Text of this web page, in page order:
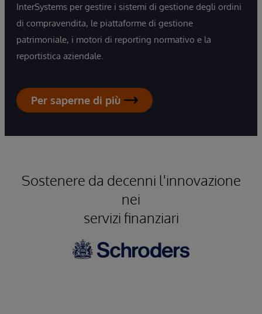
InterSystems per gestire i sistemi di gestione degli ordini
di compravendita, le piattaforme di gestione
patrimoniale, i motori di reporting normativo e la
reportistica aziendale.
Per saperne di più
Sostenere da decenni l'innovazione
nei
servizi finanziari